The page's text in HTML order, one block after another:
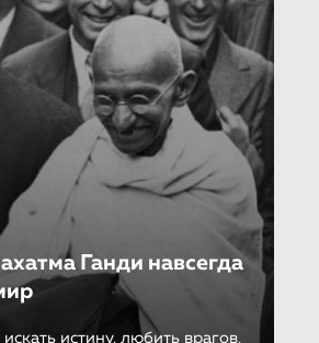
Ганди навсегда
истину, любить врагов,